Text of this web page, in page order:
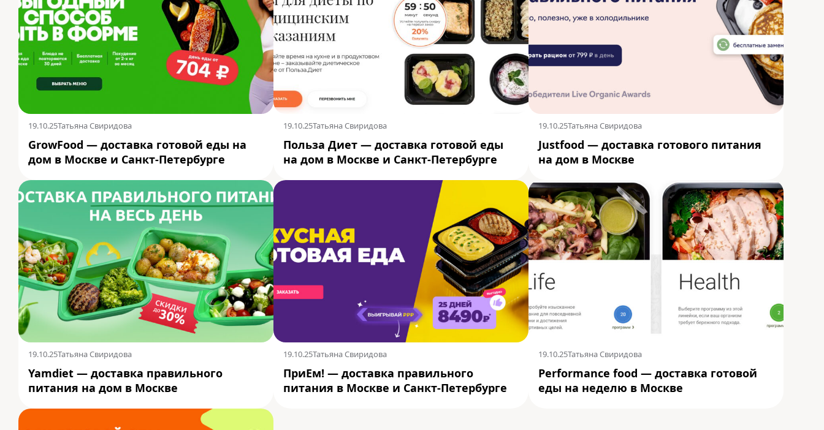
19.10.25Татьяна Свиридова
GrowFood — доставка готовой еды на
дом в Москве и Санкт-Петербурге
19.10.25Татьяна Свиридова
Польза Диет — доставка готовой еды
на дом в Москве и Санкт-Петербурге
19.10.25Татьяна Свиридова
Justfood — доставка готового питания
на дом в Москве
19.10.25Татьяна Свиридова
Yamdiet — доставка правильного
питания на дом в Москве
19.10.25Татьяна Свиридова
ПриЕм! — доставка правильного
питания в Москве и Санкт-Петербурге
19.10.25Татьяна Свиридова
Performance food — доставка готовой
еды на неделю в Москве